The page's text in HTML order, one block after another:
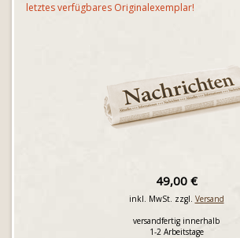
letztes verfügbares Originalexemplar!
49,00 €
inkl. MwSt. zzgl. Versand
versandfertig innerhalb
1-2 Arbeitstage